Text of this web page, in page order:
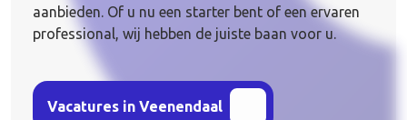
aanbieden. Of u nu een starter bent of een ervaren
professional, wij hebben de juiste baan voor u.
Vacatures in Veenendaal